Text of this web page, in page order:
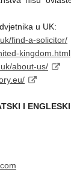
u UK:
find-a-solicitor/
kingdom.html
about-us/
I